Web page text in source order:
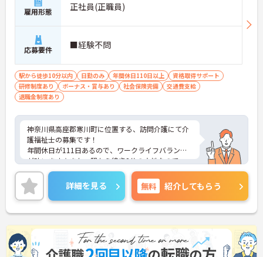
雇用形態 正社員(正職員)
応募要件 ■経験不問
駅から徒歩10分以内 日勤のみ 年間休日110日以上
資格取得サポート
研修制度あり
ボーナス・賞与あり 社会保険完備
交通費支給
退職金制度あり
神奈川県高座郡寒川町に位置する、訪問介護にて介
護福祉士の募集です！
年間休日が111日あるので、ワークライフバランス
が叶います☆また、駅から徒歩2分の立地なので、
通勤らくらくです♪
ご興味のある方には、面接対策ポイントなど、さら
に詳細をお話しいたしますのでお気軽にご相談くだ
さい！
詳細を見る 無料 紹介してもらう